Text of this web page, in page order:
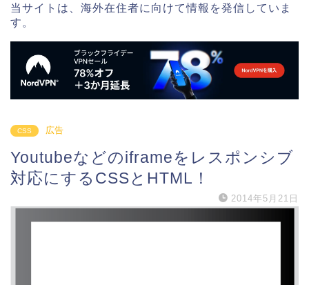
当サイトは、海外在住者に向けて情報を発信していま
す。
CSS 広告
Youtubeなどのiframeをレスポンシブ
対応にするCSSとHTML！
2014年5月21日